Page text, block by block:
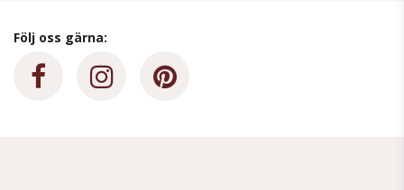
Följ oss gärna: